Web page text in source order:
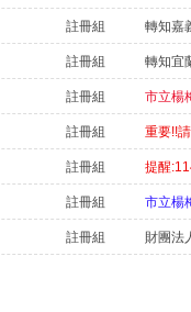
註冊組
註冊組
註冊組 市立楊
註冊組
註冊組
註冊組 市立楊
註冊組